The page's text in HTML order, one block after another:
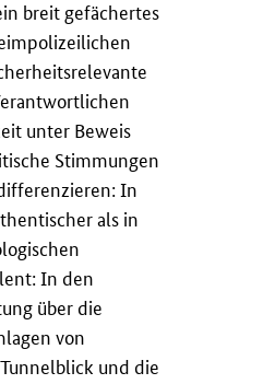
breit gefächertes
unter Beweis
Stimmungen
In
als in
In den
über die
von
und die